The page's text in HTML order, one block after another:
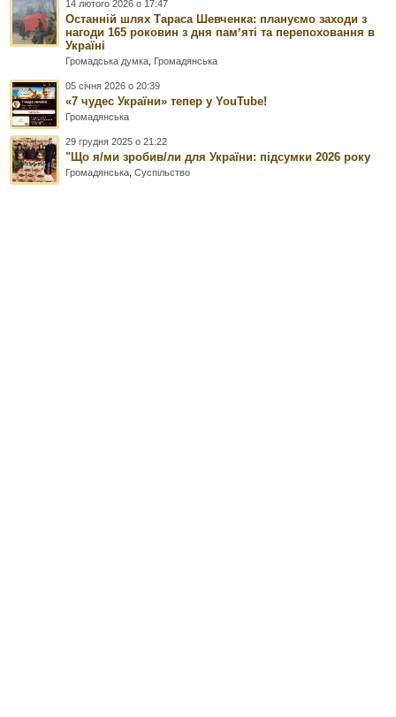
14 лютого 2026 о 17:47
Останній шлях Тараса Шевченка: плануємо заходи з
нагоди 165 роковин з дня памʼяті та перепоховання в
Україні
Громадська думка Громадянська
05 січня 2026 о 20:39
«7 чудес України» тепер у YouTube!
Громадянська
29 грудня 2025 о 21:22
"Що я/ми зробив/ли для України: підсумки 2026 року
Громадянська ,Суспільство